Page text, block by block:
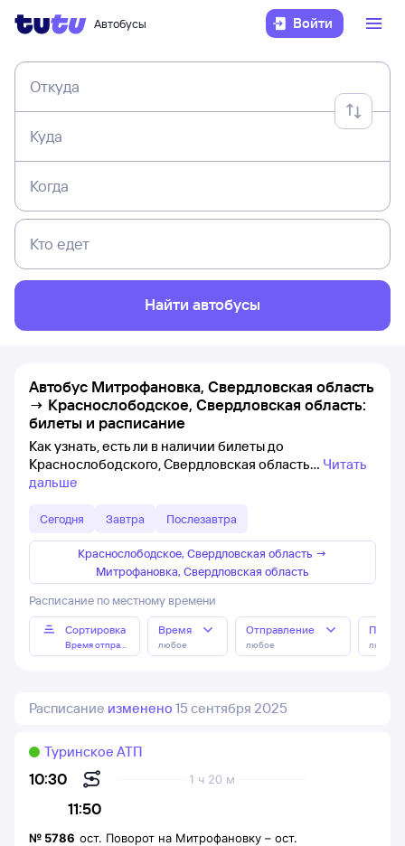
Автобусы Войти
Откуда
Куда
Когда
Кто едет
Найти автобусы
Автобус Митрофановка, Свердловская область
→ Краснослободское, Свердловская область:
билеты и расписание
Как узнать, есть ли в наличии билеты до
Краснослободского, Свердловская область
Читать
дальше
Сегодня Завтра Послезавтра
Краснослободское, Свердловская область →
Митрофановка, Свердловская область
Расписание по местному времени
Сортировка
Время отправления
Время
любое
Отправление
любое любое
Расписание изменено 15 сентября 2025
10:30
11:50
1 ч 20 м
Туринское АТП
№ 5786 ост. Поворот на Митрофановку – ост.